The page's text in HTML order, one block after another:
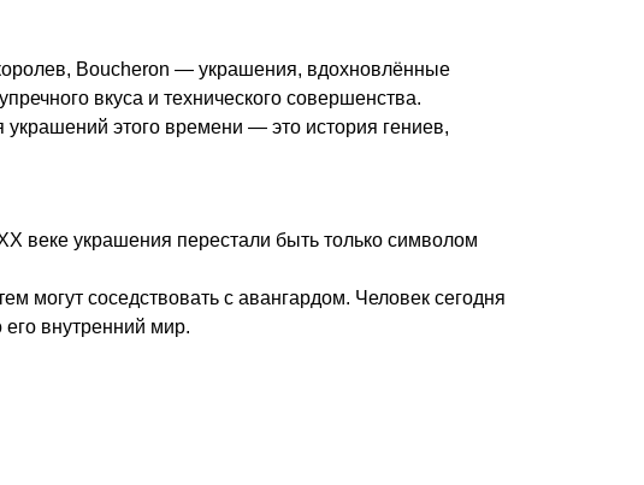
Boucheron — украшения, вдохновлённые
вкуса и технического совершенства.
этого времени — это история гениев,
веке украшения перестали быть только символом
соседствовать с авангардом. Человек сегодня
внутренний мир.